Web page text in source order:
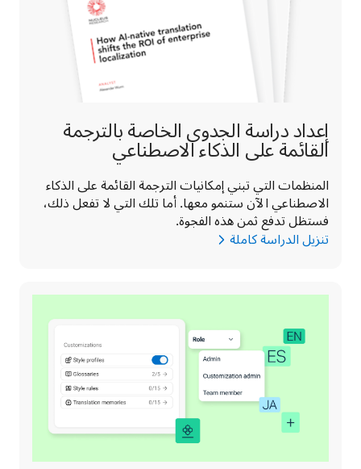
إعداد دراسة الجدوى الخاصة بالترجمة
القائمة على الذكاء الاصطناعي
فستظل تدفع ثمن هذه الفجوة.
تنزيل الدراسة كاملة